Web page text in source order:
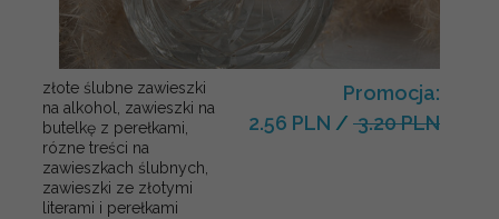
złote ślubne zawieszki
na alkohol, zawieszki na
butelkę z perełkami,
rózne treści na
zawieszkach ślubnych,
zawieszki ze złotymi
literami i perełkami
Promocja:
2.56 PLN / 3.20 PLN